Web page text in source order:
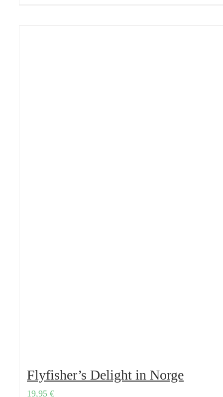
Flyfisher’s Delight in Norge
19,95 €